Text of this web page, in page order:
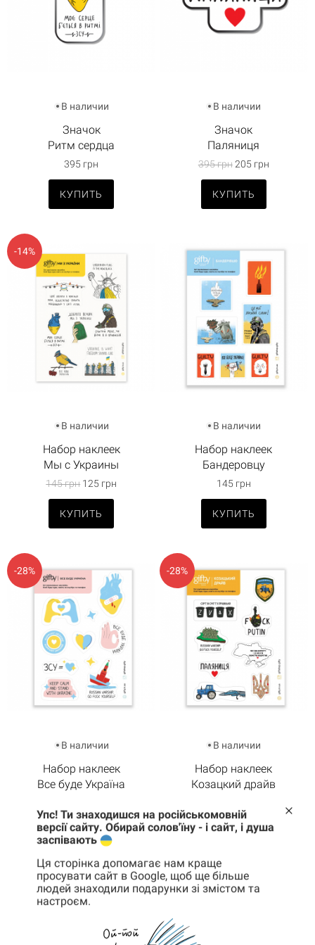
В наличии
Значок
Ритм сердца
395 грн
КУПИТЬ
В наличии
Значок
Паляниця
395 грн205 грн
КУПИТЬ
-14%
В наличии
Набор наклеек
Мы с Украины
145 грн 125 грн
КУПИТЬ
В наличии
Набор наклеек
Бандеровцу
145 грн
КУПИТЬ
-28%
В наличии
Набор наклеек
Все буде Україна
КУПИТЬ
-28%
В наличии
Набор наклеек
Козацкий драйв
КУПИТЬ
Упс! Ти знаходишся на російськомовній
версії сайту. Обирай солов'їну - і сайт, і душа
заспівають
Ця сторінка допомагає нам краще
просувати сайт в Google, щоб ще більше
людей знаходили подарунки зі змістом та
настроєм.
Корзина 0 товары